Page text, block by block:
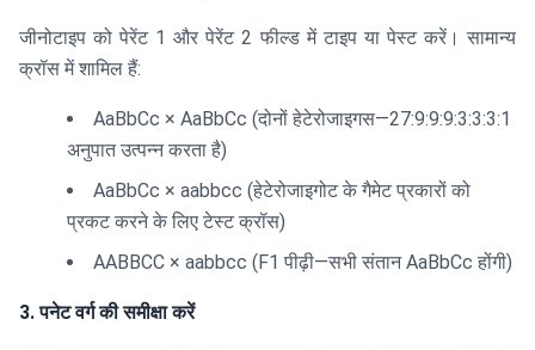
जीनोटाइप को पेरेंट 1 और पेरेंट 2 फील्ड में टाइप या पेस्ट करें। सामान्य
क्रॉस में शामिल हैं:
AaBbCc × AaBbCc (दोनों हेटेरोजाइगस—27:9:9:9:3:3:3:1
अनुपात उत्पन्न करता है)
AaBbCc × aabbcc (हेटेरोजाइगोट के गैमेट प्रकारों को
प्रकट करने के लिए टेस्ट क्रॉस)
AABBCC × aabbcc (F1 पीढ़ी—सभी संतान AaBbCc होंगी)
3. पनेट वर्ग की समीक्षा करें